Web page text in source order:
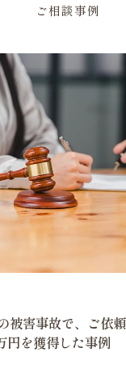
ご相談事例
被害事故で、ご依
円を獲得した事例